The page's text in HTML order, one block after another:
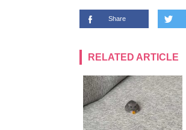
Share
RELATED ARTICLE